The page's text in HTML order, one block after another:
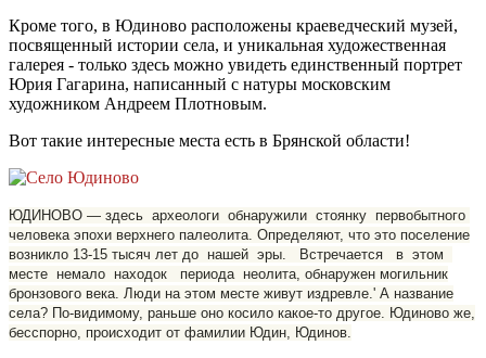
Кроме того, в Юдиново расположены краеведческий музей,
посвященный истории села, и уникальная художественная
галерея - только здесь можно увидеть единственный портрет
Юрия Гагарина, написанный с натуры московским
художником Андреем Плотновым.
Вот такие интересные места есть в Брянской области!
ЮДИНОВО — здесь археологи обнаружили стоянку первобытного
человека эпохи верхнего палеолита. Определяют, что это поселение
возникло 13-15 тысяч лет до нашей эры. Встречается в этом
месте немало находок периода неолита, обнаружен могильник
бронзового века. Люди на этом месте живут издревле.' А название
села? По-видимому, раньше оно косило какое-то другое. Юдиново же,
бесспорно, происходит от фамилии Юдин, Юдинов.